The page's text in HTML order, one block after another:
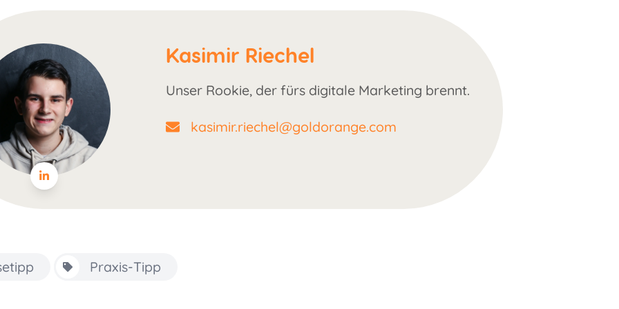
Kasimir Riechel
Unser Rookie, der fürs digitale Marketing brennt.
kasimir.riechel@goldorange.com
Praxis-Tipp